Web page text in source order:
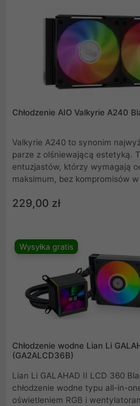
Chłodzenie AIO Valkyrie A240
Valkyrie A240 to synonim
parze z olśniewającą estetyką.
entuzjastów, którzy wymagają
maksimum, bez kompromisów
swojemu procesorowi
pracą, wzbogaconą o
229,00 zł
Wysyłka gratis
Chłodzenie wodne Lian Li
(GA2ALCD36B)
Lian Li GALAHAD II LCD 360
chłodzenie wodne typu all-in-
oświetleniem RGB i